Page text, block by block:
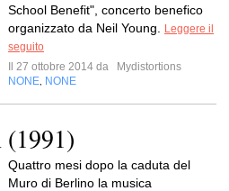
School Benefit", concerto benefico
organizzato da Neil Young.
Leggere il
seguito
Il 27 ottobre 2014 da
Mydistortions
NONE NONE
(1991)
Quattro mesi dopo la caduta del
Muro di Berlino la musica